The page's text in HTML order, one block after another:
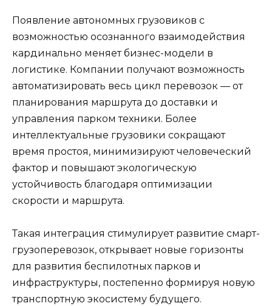
Появление автономных грузовиков с
возможностью осознанного взаимодействия
кардинально меняет бизнес-модели в
логистике. Компании получают возможность
автоматизировать весь цикл перевозок — от
планирования маршрута до доставки и
управления парком техники. Более
интеллектуальные грузовики сокращают
время простоя, минимизируют человеческий
фактор и повышают экологическую
устойчивость благодаря оптимизации
скорости и маршрута.
Такая интеграция стимулирует развитие смарт-
грузоперевозок, открывает новые горизонты
для развития беспилотных парков и
инфраструктуры, постепенно формируя новую
транспортную экосистему будущего.